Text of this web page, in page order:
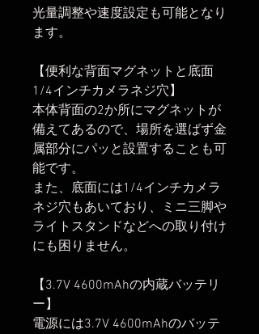
光量調整や速度設定も可能となり
ます。
【便利な背面マグネットと底面
1/4インチカメラネジ穴】
本体背面の2か所にマグネットが
備えてあるので、場所を選ばず金
属部分にパッと設置することも可
能です。
また、底面には1/4インチカメラ
ネジ穴もあいており、ミニ三脚や
ライトスタンドなどへの取り付け
にも困りません。
【3.7V 4600mAhの内蔵バッテリ
ー】
電源には3.7V 4600mAhのバッテ